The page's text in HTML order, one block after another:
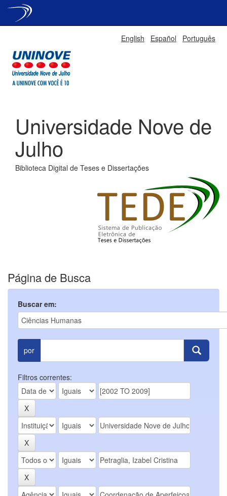
English Español Português
Universidade Nove de
Julho
Biblioteca Digital de Teses e Dissertações
Página de Busca
Buscar em:
por
Filtros correntes: